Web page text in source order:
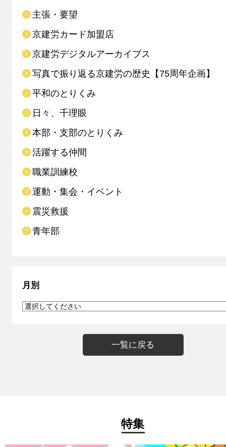
主張・要望
京建労カード加盟店
京建労デジタルアーカイブス
写真で振り返る京建労の歴史【75周年企画】
平和のとりくみ
日々、千理眼
本部・支部のとりくみ
活躍する仲間
職業訓練校
運動・集会・イベント
震災救援
青年部
月別
一覧に戻る
特集